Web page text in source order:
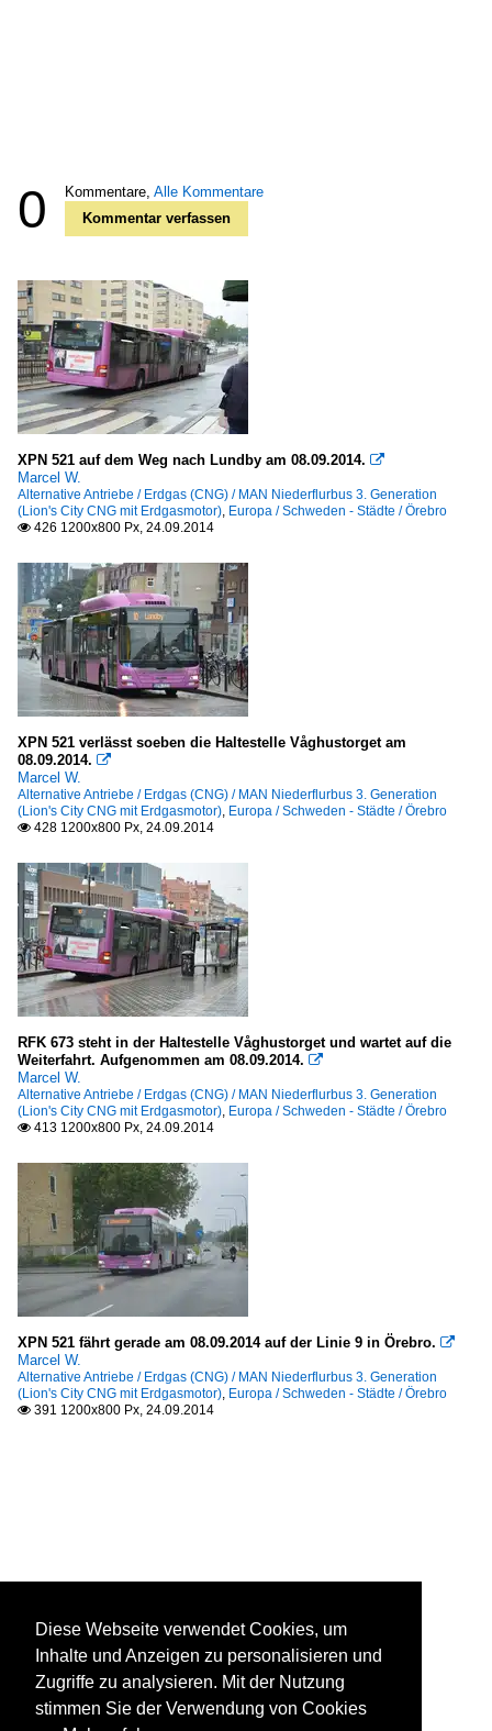
0 Kommentare, Alle Kommentare
Kommentar verfassen
XPN 521 auf dem Weg nach Lundby am 08.09.2014. 
Marcel W.
Alternative Antriebe / Erdgas (CNG) / MAN Niederflurbus 3. Generation
(Lion's City CNG mit Erdgasmotor), Europa / Schweden - Städte / Örebro
 426 1200x800 Px, 24.09.2014
XPN 521 verlässt soeben die Haltestelle Våghustorget am
08.09.2014. 
Marcel W.
Alternative Antriebe / Erdgas (CNG) / MAN Niederflurbus 3. Generation
(Lion's City CNG mit Erdgasmotor), Europa / Schweden - Städte / Örebro
 428 1200x800 Px, 24.09.2014
RFK 673 steht in der Haltestelle Våghustorget und wartet auf die
Weiterfahrt. Aufgenommen am 08.09.2014. 
Marcel W.
Alternative Antriebe / Erdgas (CNG) / MAN Niederflurbus 3. Generation
(Lion's City CNG mit Erdgasmotor), Europa / Schweden - Städte / Örebro
 413 1200x800 Px, 24.09.2014
XPN 521 fährt gerade am 08.09.2014 auf der Linie 9 in Örebro. 
Marcel W.
Alternative Antriebe / Erdgas (CNG) / MAN Niederflurbus 3. Generation
(Lion's City CNG mit Erdgasmotor), Europa / Schweden - Städte / Örebro
 391 1200x800 Px, 24.09.2014
Diese Webseite verwendet Cookies, um
Inhalte und Anzeigen zu personalisieren und
Zugriffe zu analysieren. Mit der Nutzung
stimmen Sie der Verwendung von Cookies